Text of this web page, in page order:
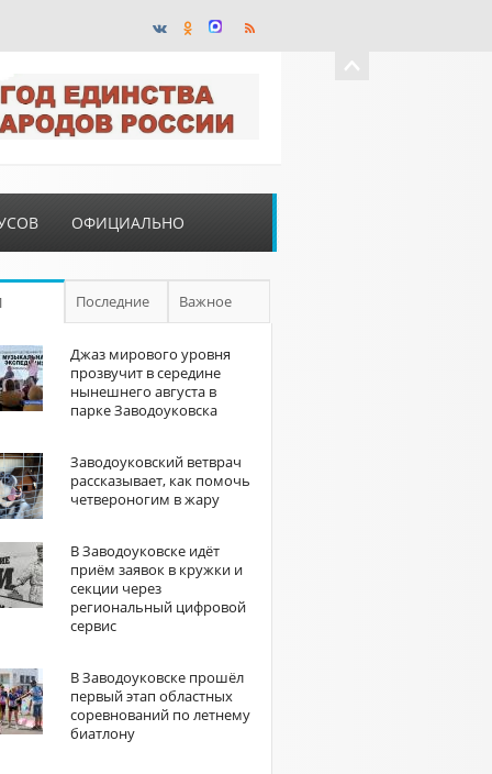
ОФИЦИАЛЬНО
Последние Важное
Джаз мирового уровня
прозвучит в середине
нынешнего августа в
парке Заводоуковска
Заводоуковский ветврач
рассказывает, как помочь
четвероногим в жару
В Заводоуковске идёт
приём заявок в кружки и
секции через
региональный цифровой
сервис
В Заводоуковске прошёл
первый этап областных
соревнований по летнему
биатлону